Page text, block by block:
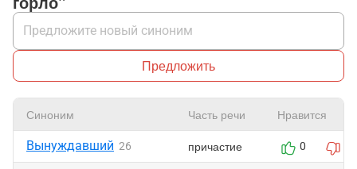
Предложить
Синоним Часть речи Нравится
Вынуждавший 26 причастие 0